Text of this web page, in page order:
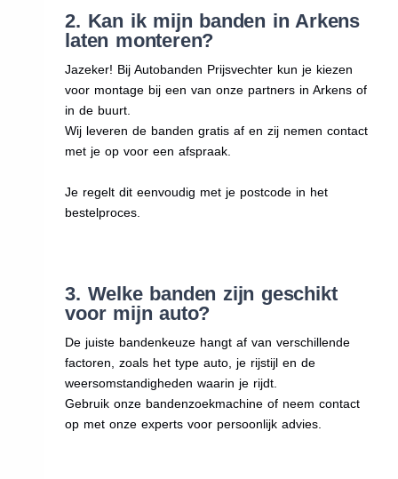
2. Kan ik mijn banden in Arkens
laten monteren?
Jazeker! Bij Autobanden Prijsvechter kun je kiezen
voor montage bij een van onze partners in Arkens of
in de buurt.
Wij leveren de banden gratis af en zij nemen contact
met je op voor een afspraak.
Je regelt dit eenvoudig met je postcode in het
bestelproces.
3. Welke banden zijn geschikt
voor mijn auto?
De juiste bandenkeuze hangt af van verschillende
factoren, zoals het type auto, je rijstijl en de
weersomstandigheden waarin je rijdt.
Gebruik onze bandenzoekmachine of neem contact
op met onze experts voor persoonlijk advies.